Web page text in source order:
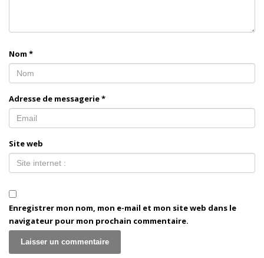
Nom *
Adresse de messagerie*
Site web
Enregistrer mon nom, mon e-mail et mon site web dans le
navigateur pour mon prochain commentaire.